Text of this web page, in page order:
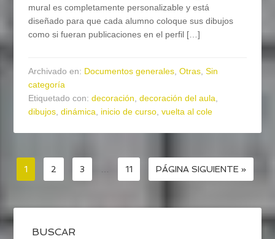
mural es completamente personalizable y está
diseñado para que cada alumno coloque sus dibujos
como si fueran publicaciones en el perfil […]
Archivado en: Documentos generales,Otras,Sin
categoría
Etiquetado con:decoración,decoración del aula,
dibujos,dinámica, inicio de curso,vuelta al cole
1 2 3 … 11 PÁGINA SIGUIENTE »
BUSCAR